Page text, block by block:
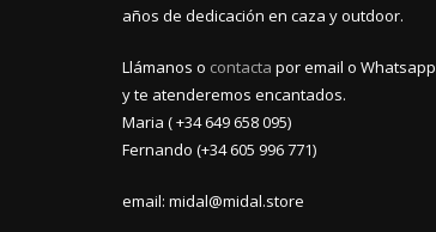
años de dedicación en caza y outdoor.
Llámanos o contacta por email o Whatsapp
y te atenderemos encantados.
Maria ( +34 649 658 095)
Fernando (+34 605 996 771)
email: midal@midal.store